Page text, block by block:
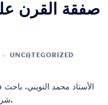
صفقة القرن
UNCATEGORIZED
الأستاذ محمد النويني،
شريك بمكت كوسطاس الدار البيضاء.